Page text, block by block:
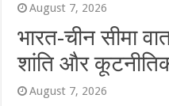
August 7, 2026
भारत-चीन सीमा
शांति और
August 7, 2026